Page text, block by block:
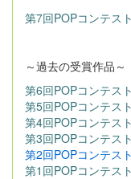
第7回POPコンテス
～過去の受賞作品～
第6回POPコンテス
第5回POPコンテス
第4回POPコンテス
第3回POPコンテス
第2回POPコンテス
第1回POPコンテス